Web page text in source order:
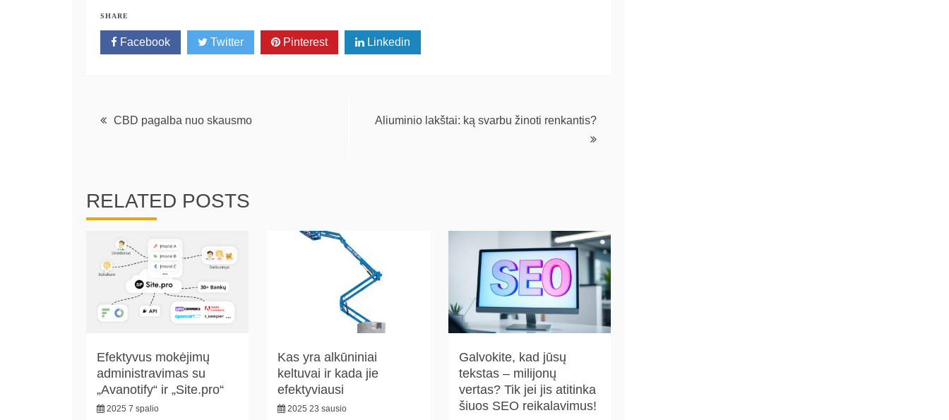
SHARE
Facebook Twitter Pinterest Linkedin
Navigacija
įrašų
CBD pagalba nuo skausmo Aliuminio lakštai: ką svarbu žinoti renkantis?
RELATED POSTS
Efektyvus mokėjimų
administravimas su
„Avanotify“ ir „Site.pro“
2025 7 spalio
Kas yra alkūniniai
keltuvai ir kada jie
efektyviausi
2025 23 sausio
Galvokite, kad jūsų
tekstas – milijonų
vertas? Tik jei jis atitinka
šiuos SEO reikalavimus!